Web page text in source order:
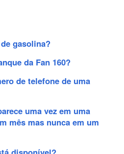
gasolina?
da Fan 160?
de telefone de uma
uma vez em uma
mês mas nunca em um